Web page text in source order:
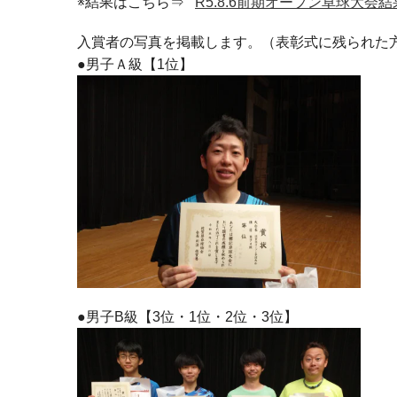
入賞者の写真を掲載します。（表彰式に残られた
●男子Ａ級【1位】
●男子B級【3位・1位・2位・3位】